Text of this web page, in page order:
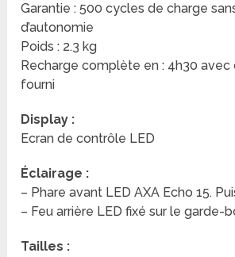
Garantie : 500 cycles de charge
d’autonomie
Poids : 2.3 kg
Recharge complète en : 4h30 avec
fourni
Display :
Ecran de contrôle LED
Éclairage :
– Phare avant LED AXA Echo 15.
– Feu arrière LED fixé sur le garde-
Tailles :